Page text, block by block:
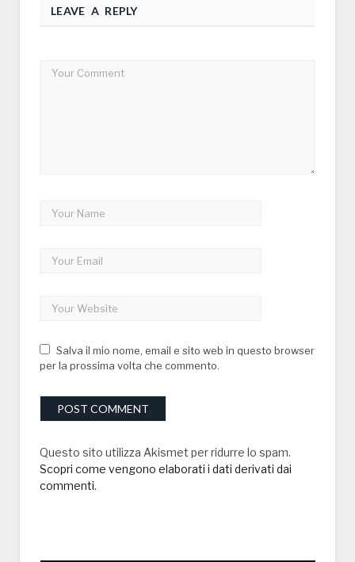
LEAVE A REPLY
Salva il mio nome, email e sito web in questo browser
per la prossima volta che commento.
Questo sito utilizza Akismet per ridurre lo spam.
Scopri come vengono elaborati i dati derivati dai
commenti.